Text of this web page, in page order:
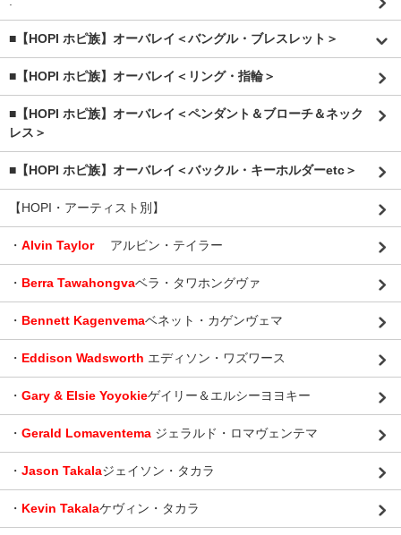
■【HOPI ホピ族】オーバレイ＜バングル・ブレスレット＞
■【HOPI ホピ族】オーバレイ＜リング・指輪＞
■【HOPI ホピ族】オーバレイ＜ペンダント＆ブローチ＆ネック
レス＞
■【HOPI ホピ族】オーバレイ＜バックル・キーホルダーetc＞
【HOPI・アーティスト別】
・ Alvin Taylor アルビン・テイラー
・ Berra Tawahongvaベラ・タワホングヴァ
・ Bennett Kagenvemaベネット・カゲンヴェマ
・ Eddison Wadsworth エディソン・ワズワース
・ Gary & Elsie Yoyokieゲイリー＆エルシーヨヨキー
・ Gerald Lomaventema ジェラルド・ロマヴェンテマ
・ Jason Takalaジェイソン・タカラ
・ Kevin Takalaケヴィン・タカラ